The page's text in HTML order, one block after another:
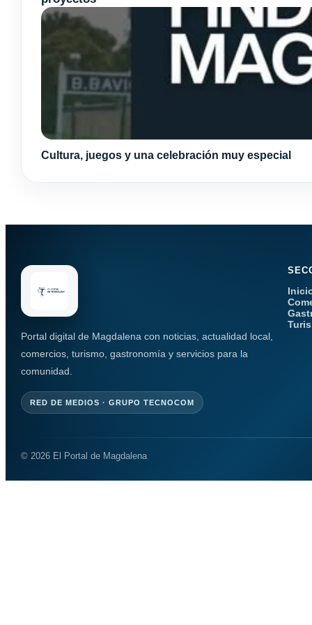
Cultura, juegos y una celebración muy especial
Portal digital de Magdalena con noticias, actualidad local,
comercios, turismo, gastronomía y servicios para la
comunidad.
RED DE MEDIOS · GRUPO TECNOCOM
© 2026 El Portal de Magdalena